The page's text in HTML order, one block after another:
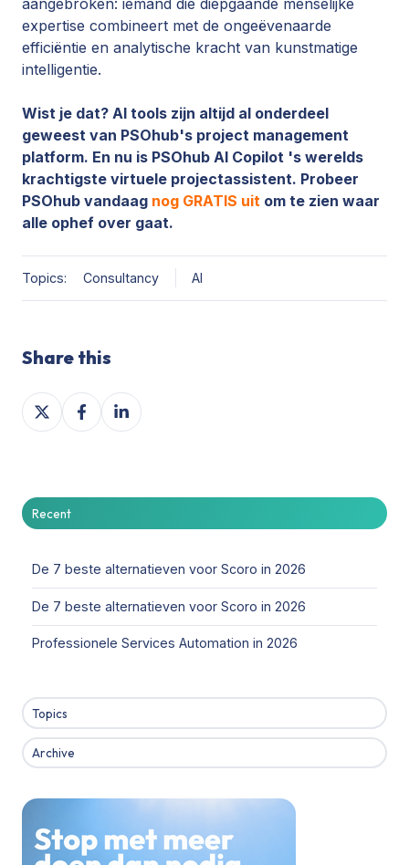
expertise combineert met de ongeëvenaarde
efficiëntie en analytische kracht van kunstmatige
intelligentie.
Wist je dat? AI tools zijn altijd al onderdeel
geweest van PSOhub's project management
platform. En nu is PSOhub AI Copilot 's werelds
krachtigste virtuele projectassistent. Probeer
PSOhub vandaag nog GRATIS uit om te zien waar
alle ophef over gaat.
Topics: Consultancy AI
Share this
Share
on
Share
on
Share
on
Recent
De 7 beste alternatieven voor Scoro in 2026
De 7 beste alternatieven voor Scoro in 2026
Professionele Services Automation in 2026
Topics
Archive